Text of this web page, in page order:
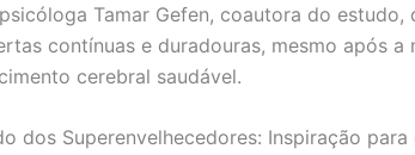
Tamar Gefen, coautora do
contínuas e duradouras, mesmo após
cerebral saudável.
dos Superenvelhecedores: Inspiração